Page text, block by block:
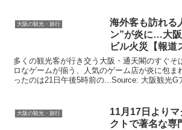
大阪の観光・旅行
海外客も訪れる
ン”が炎に…大阪
ビル火災【報道
(2025 …
多くの観光客が行き交う大阪・通天閣のすぐそ
ロなゲームが揃う、人気のゲーム店が炎に包ま
ったのは21日午後5時前の...Source: 大阪観光G
大阪の観光・旅行
11月17日より
クトで著名な専